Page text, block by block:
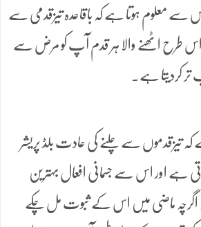
معلوم ہوتا ہے کہ باقاعدہ تیزقدمی سے
اس طرح اٹھنے والا ہر قدم آپ کو مرض سے
کردیتا ہے۔
تیزقدموں سے چلنے کی عادت بلڈ پریشر
ہے اور اس سے جسمانی افعال بہترین
ماضی میں اس کے ثبوت مل چکے